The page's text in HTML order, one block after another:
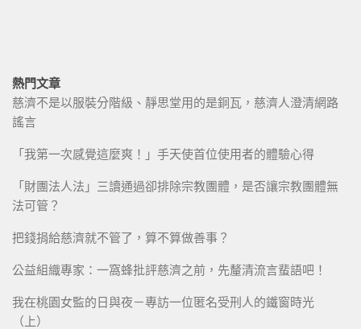
熱門文章
慈濟不是以服裝分階級、靜思堂用的是銅瓦，慈濟人澄清網路
謠言
「我第一次感覺這麼爽！」手天使首位使用者的體驗心得
「財團法人法」三讀通過卻排除宗教團體，是否讓宗教團體無
法可管？
把錢捐給慈濟就不管了，算不算做善事？
公益組織專家：一窩蜂批評慈濟之前，先釐清流言蜚語吧！
我在桃園女監的日與夜－專訪一位匿名受刑人的鐵窗時光
（上）